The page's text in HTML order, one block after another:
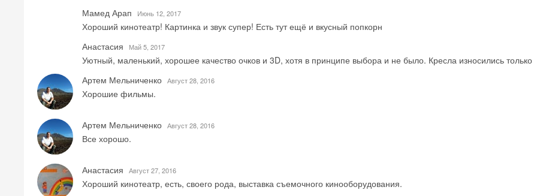
Мамед Арап Июнь 12, 2017
Хороший кинотеатр! Картинка и звук супер! Есть тут ещё и вкусный попкорн
Анастасия
Май 5, 2017
Уютный, маленький, хорошее качество очков и 3D, хотя в принципе выбора и не было. Кресла износились только
Артем Мельниченко Август 28, 2016
Хорошие фильмы.
Артем Мельниченко Август 28, 2016
Все хорошо.
Анастасия Август 27, 2016
Хороший кинотеатр, есть, своего рода, выставка съемочного кинооборудования.